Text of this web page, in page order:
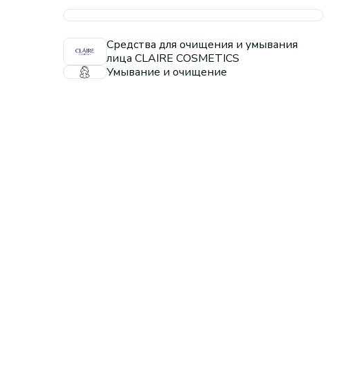
Средства для очищения и умывания
лица CLAIRE COSMETICS
Умывание и очищение